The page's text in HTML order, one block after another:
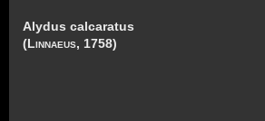
Alydus calcaratus
(Linnaeus, 1758)